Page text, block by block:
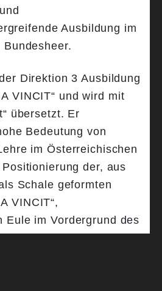
Ausbildung im
Direktion 3 Ausbildung
VINCIT“ und wird mit
übersetzt. Er
Bedeutung von
im Österreichischen
der, aus
Schale geformten
VINCIT“,
Eule im Vordergrund des